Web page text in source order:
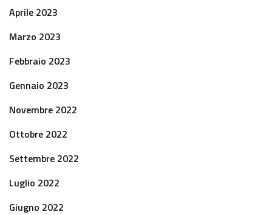
Aprile 2023
Marzo 2023
Febbraio 2023
Gennaio 2023
Novembre 2022
Ottobre 2022
Settembre 2022
Luglio 2022
Giugno 2022